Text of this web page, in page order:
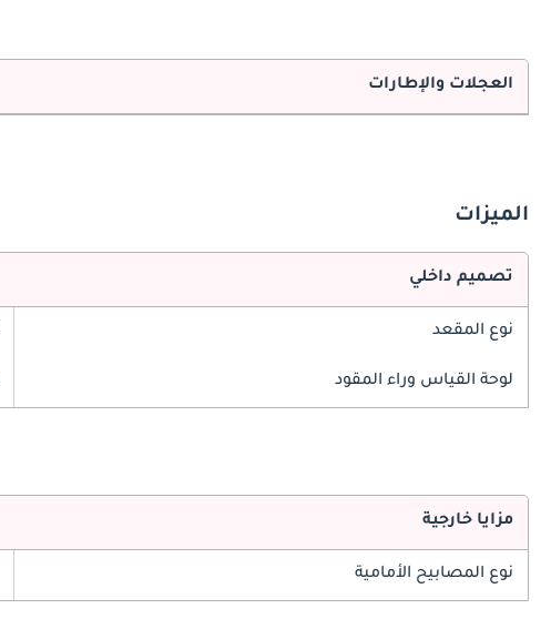
العجلات والإطارات
الميزات
تصميم داخلي
نوع المقعد
لوحة القياس وراء المقود
مزايا خارجية
نوع المصابيح الأمامية